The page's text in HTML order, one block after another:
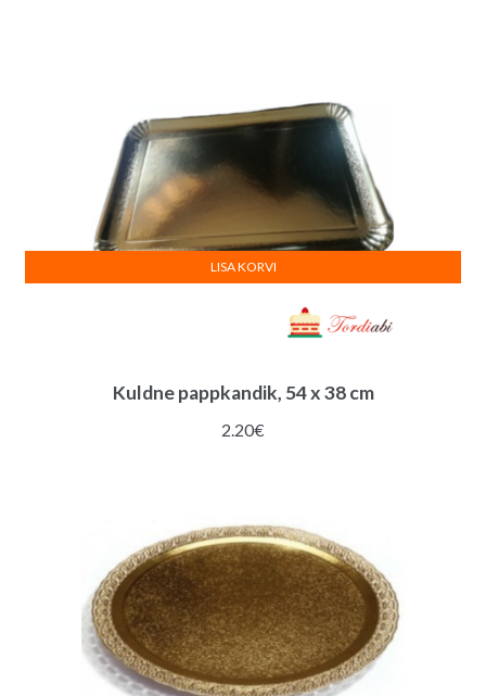
Kuldne pappkandik, 54 x 38 cm
2.20€
LISA KORVI